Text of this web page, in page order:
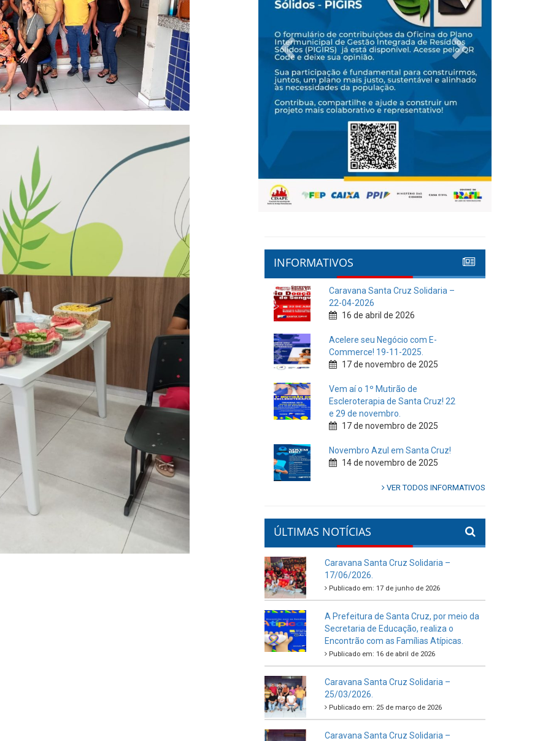
Previous Next
INFORMATIVOS
Caravana Santa Cruz Solidaria –
22-04-2026
16 de abril de 2026
Acelere seu Negócio com E-
Commerce! 19-11-2025.
17 de novembro de 2025
Vem aí o 1º Mutirão de
Escleroterapia de Santa Cruz! 22
e 29 de novembro.
17 de novembro de 2025
Novembro Azul em Santa Cruz!
14 de novembro de 2025
VER TODOS INFORMATIVOS
ÚLTIMAS NOTÍCIAS
Caravana Santa Cruz Solidaria –
17/06/2026.
Publicado em: 17 de junho de 2026
A Prefeitura de Santa Cruz, por meio da
Secretaria de Educação, realiza o
Encontrão com as Famílias Atípicas.
Publicado em: 16 de abril de 2026
Caravana Santa Cruz Solidaria –
25/03/2026.
Publicado em: 25 de março de 2026
Caravana Santa Cruz Solidaria –